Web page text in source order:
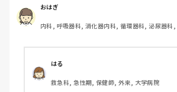
検索して、
出てきた求人の職場自体が自身のホームペ
していないかを確認する、という作業をし
直接応募の方が転職成功率高かったです
日勤のみ、時短勤務で働いているワーマ
らいもらっていますか？(月収でも年収で
取り額でも良いので教えてほしいです)
もしくは、育休復帰後にフルタイム、夜
いる方はどのような工夫をされて働いてい
旦那は休みなし、朝から夜まで勤務して
の両親ともに遠方なので頼ることはできま
おはぎ
内科, 呼吸器科, 消化器内科, 循環器科, 泌尿器科,
はる
救急科, 急性期, 保健師, 外来, 大学病院